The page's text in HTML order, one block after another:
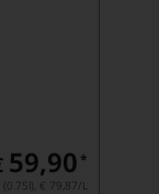
59,90 *
€ 79,87/L